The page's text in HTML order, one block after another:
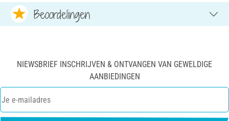
Beoordelingen
NIEWSBRIEF INSCHRIJVEN & ONTVANGEN VAN GEWELDIGE
AANBIEDINGEN